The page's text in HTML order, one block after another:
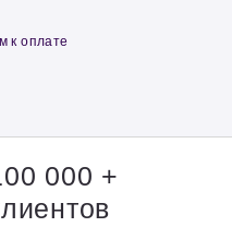
к оплате
000 +